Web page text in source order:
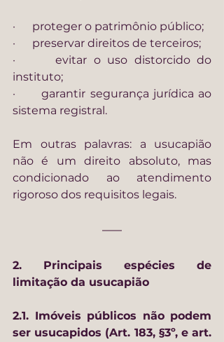
·      proteger o patrimônio público;
·      preservar direitos de terceiros;
·      evitar o uso distorcido do
instituto;
·      garantir segurança jurídica ao
sistema registral.
Em outras palavras: a usucapião
não é um direito absoluto, mas
condicionado ao atendimento
rigoroso dos requisitos legais.
2. Principais espécies de
limitação da usucapião
2.1. Imóveis públicos não podem
ser usucapidos (Art. 183, §3º, e art.